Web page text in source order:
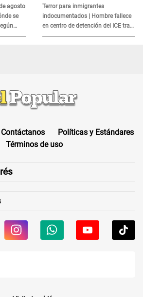
agosto
se
es?
Terror para inmigrantes
indocumentados | Hombre fallece
en centro de detención del ICE tras
sufrir una "emergencia médica"
Contáctanos
Políticas y Estándares
Términos de uso